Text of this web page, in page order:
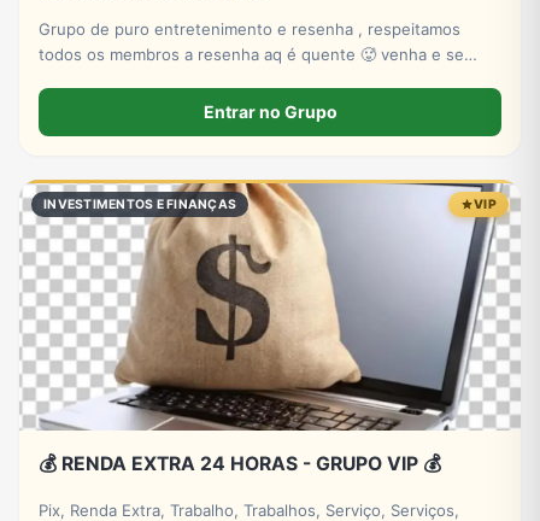
Grupo de puro entretenimento e resenha , respeitamos
todos os membros a resenha aq é quente 🥵 venha e se
Entrar no Grupo
INVESTIMENTOS E FINANÇAS VIP
💰 RENDA EXTRA 24 HORAS - GRUPO VIP 💰
Pix, Renda Extra, Trabalho, Trabalhos, Serviço, Serviços,